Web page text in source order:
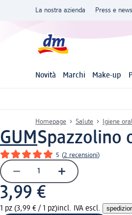
La nostra azienda Press e news
Novità Marchi Make-up
Homepage Salute Igiene
GUMSpazzolino
5 (2 recensioni)
3,99 €
1 pz (3,99 € / 1 pz)incl. IVA escl.